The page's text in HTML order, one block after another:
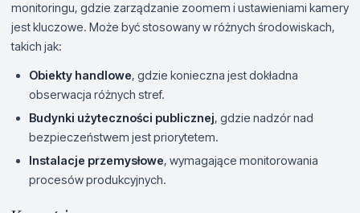
monitoringu, gdzie zarządzanie zoomem i ustawieniami kamery
jest kluczowe. Może być stosowany w różnych środowiskach,
takich jak:
Obiekty handlowe, gdzie konieczna jest dokładna
obserwacja różnych stref.
Budynki użyteczności publicznej, gdzie nadzór nad
bezpieczeństwem jest priorytetem.
Instalacje przemysłowe, wymagające monitorowania
procesów produkcyjnych.